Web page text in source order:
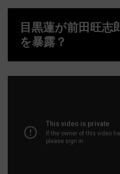
目黒蓮が前田旺志
を暴露？